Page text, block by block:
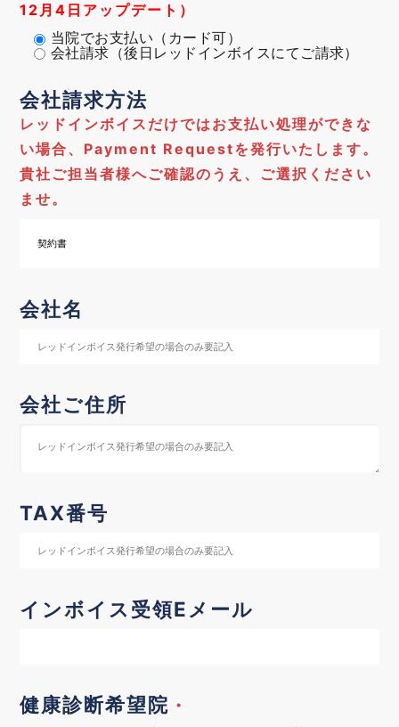
12月4日アップデート）
当院でお支払い（カード可）
会社請求（後日レッドインボイスにてご請求）
会社請求方法
レッドインボイスだけではお支払い処理ができな
い場合、Payment Requestを発行いたします。
貴社ご担当者様へご確認のうえ、ご選択ください
ませ。
会社名
会社ご住所
TAX番号
インボイス受領Eメール
健康診断希望院 ・